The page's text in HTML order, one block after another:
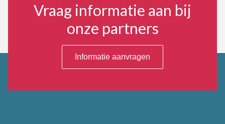
Vraag informatie aan bij
onze partners
Informatie aanvragen